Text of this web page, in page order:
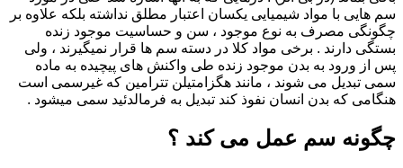
سم هایی با مواد شیمیایی یکسان اعتبار مطلق نداشته بلکه علاوه بر
چگونگی مصرف به نوع موجود ، سن و حساسیت موجود زنده
بستگی دارند . برخی مواد کلا در دسته سم ها قرار نمیگیرند ، ولی
پس از ورود به بدن موجود زنده طی واکنش های پیچیده به ماده
سمی تبدیل می شوند ، مانند هگزامتیلن تترامین که غیرسمی است
هنگامی که بدن انسان نفوذ کند تبدیل به فرمالدئید سمی میشود .
چگونه سم عمل می کند ؟